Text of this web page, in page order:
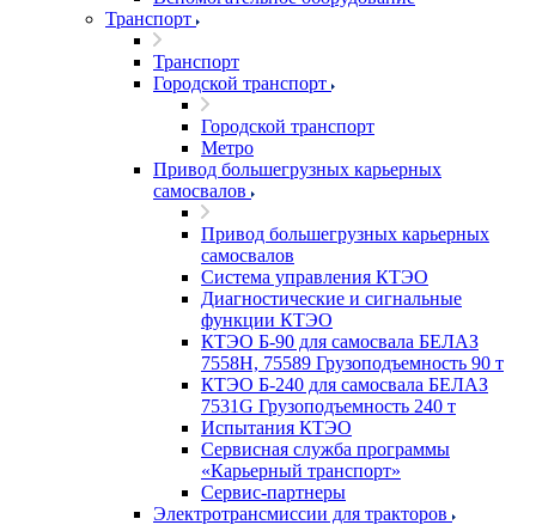
Транспорт
Транспорт
Городской транспорт
Городской транспорт
Метро
Привод большегрузных карьерных
самосвалов
Привод большегрузных карьерных
самосвалов
Система управления КТЭО
Диагностические и сигнальные
функции КТЭО
КТЭО Б-90 для самосвала БЕЛАЗ
7558H, 75589 Грузоподъемность 90 т
КТЭО Б-240 для самосвала БЕЛАЗ
7531G Грузоподъемность 240 т
Испытания КТЭО
Сервисная служба программы
«Карьерный транспорт»
Сервис-партнеры
Электротрансмиссии для тракторов